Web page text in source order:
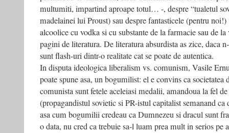
multumiti, impartind aproape totul… -, despre “tualetul
madelainei lui Proust) sau despre fantasticele (pentru
alcoolice cu vodka si cu substante de la farmacie sau de
pagini de literatura. De literatura absurdista as zice, daca
sunt flash-uri dintr-o realitate cat se poate de autentica.
In disputa ideologica liberalism vs. comunism, Vasile Ernu
poate spune asa, un bogumilist: el e convins ca societatea
comunista sunt fetele aceleiasi medalii, amandoua la fel
(propagandistul sovietic si PR-istul capitalist semanand
asa cum bogumilii credeau ca Dumnezeu si dracul sunt
o data, nu cred ca trebuie sa-l luam prea mult in serios pe